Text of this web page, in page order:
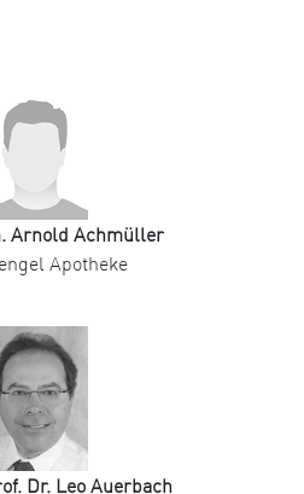
Arnold Achmüller
Apotheke
Dr. Leo Auerbach